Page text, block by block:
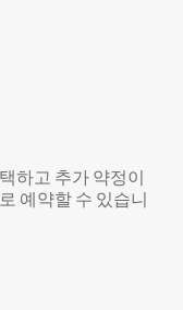
하고 추가 약정이
예약할 수 있습니